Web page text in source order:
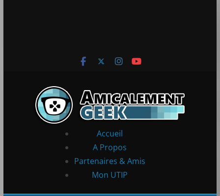
Accueil
A Propos
Partenaires & Amis
Mon UTIP